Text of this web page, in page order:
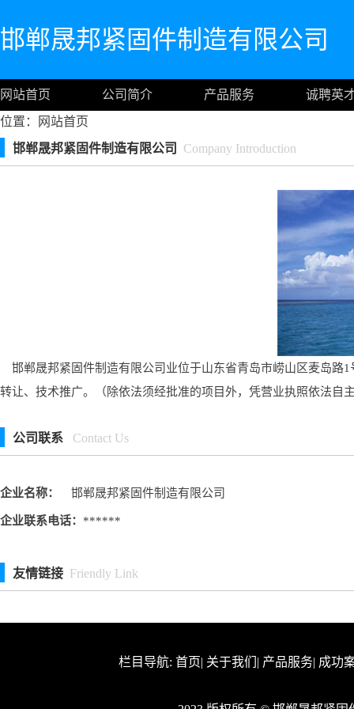
邯郸晟邦紧固件制造有限公司
网站首页 公司简介 产品服务
诚聘英
位置：
网站首页
邯郸晟邦紧固件制造有限公司
Company Introduction
邯郸晟邦紧固件制造有限公司业位于山东省青岛市崂山区麦岛路
转让、技术推广。（除依法须经批准的项目外，凭营业执照依法自
公司联系 Contact Us
企业名称： 邯郸晟邦紧固件制造有限公司
企业联系电话： ******
友情链接 Friendly Link
栏目导航: 首页| 关于我们 | 产品服务| 成功